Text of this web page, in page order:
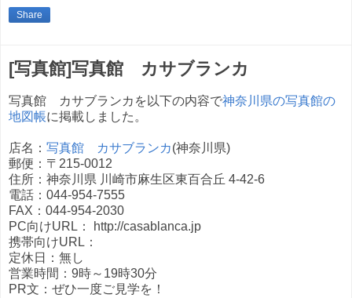
Share
[写真館]写真館 カサブランカ
写真館 カサブランカを以下の内容で神奈川県の写真館の
地図帳に掲載しました。
店名： 写真館 カサブランカ(神奈川県)
郵便：〒215-0012
住所：神奈川県 川崎市麻生区東百合丘 4-42-6
電話：044-954-7555
FAX：044-954-2030
PC向けURL： http://casablanca.jp
携帯向けURL：
定休日：無し
営業時間：9時～19時30分
PR文：ぜひ一度ご見学を！